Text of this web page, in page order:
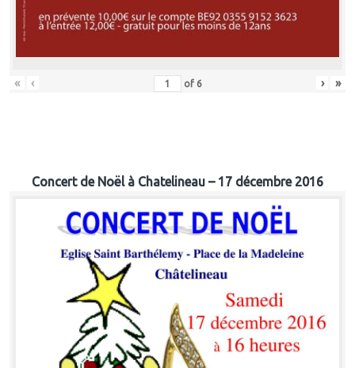
« ‹ of 6 › »
Concert de Noël à Chatelineau – 17 décembre 2016